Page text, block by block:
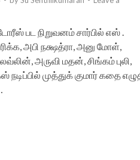
பட நிறுவனம் சார்பில் எஸ் .
அபி நக்ஷத்ரா, அனு மோள்,
அருவி மதன், சிங்கம் புலி,
நடிப்பில் முத்துக் குமார் கதை